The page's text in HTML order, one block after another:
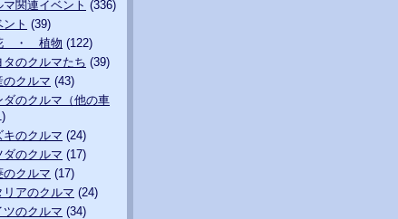
マ関連イベント (336)
ント (39)
・ 植物 (122)
タのクルマたち (39)
のクルマ (43)
ダのクルマ（他の車
キのクルマ (24)
ダのクルマ (17)
のクルマ (17)
リアのクルマ (24)
ツのクルマ (34)